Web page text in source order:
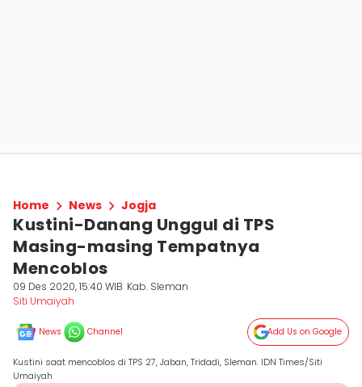
Home News Jogja
Kustini-Danang Unggul di TPS
Masing-masing Tempatnya
Mencoblos
09 Des 2020, 15:40 WIB Kab. Sleman
Siti Umaiyah
News Channel Add Us on Google
Kustini saat mencoblos di TPS 27, Jaban, Tridadi, Sleman. IDN Times/Siti
Umaiyah